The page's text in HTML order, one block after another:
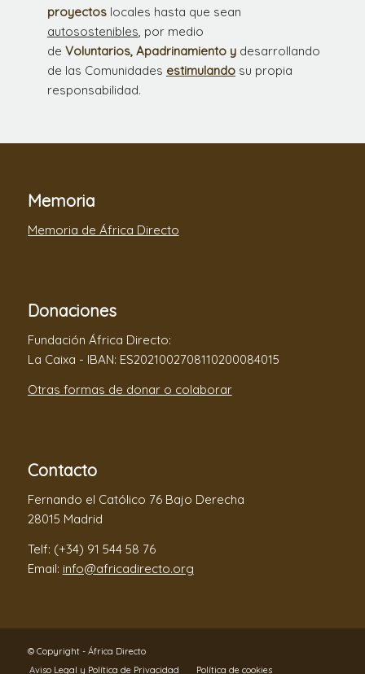
proyectoslocales hasta que sean
autosostenibles, por medio
de Voluntarios, Apadrinamiento ydesarrollando
de las Comunidades estimulandosu propia
responsabilidad.
Memoria
Memoria de África Directo
Donaciones
Fundación África Directo:
La Caixa - IBAN: ES2021002708110200084015
Otras formas de donar o colaborar
Contacto
Fernando el Católico 76 Bajo Derecha
28015 Madrid
Telf: (+34) 91 544 58 76
Email: info@africadirecto.org
© Copyright - África Directo
Aviso Legal y Política de Privacidad
Política de cookies